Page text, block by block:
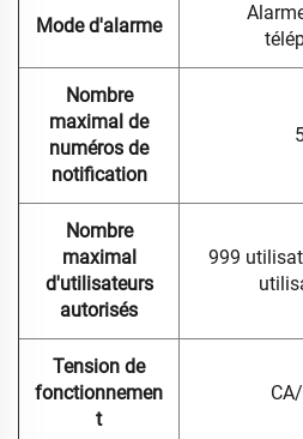
Mode d'alarme
Nombre
maximal de
numéros de
notification
Nombre
maximal
d'utilisateurs
autorisés
999
Tension de
fonctionnemen
t